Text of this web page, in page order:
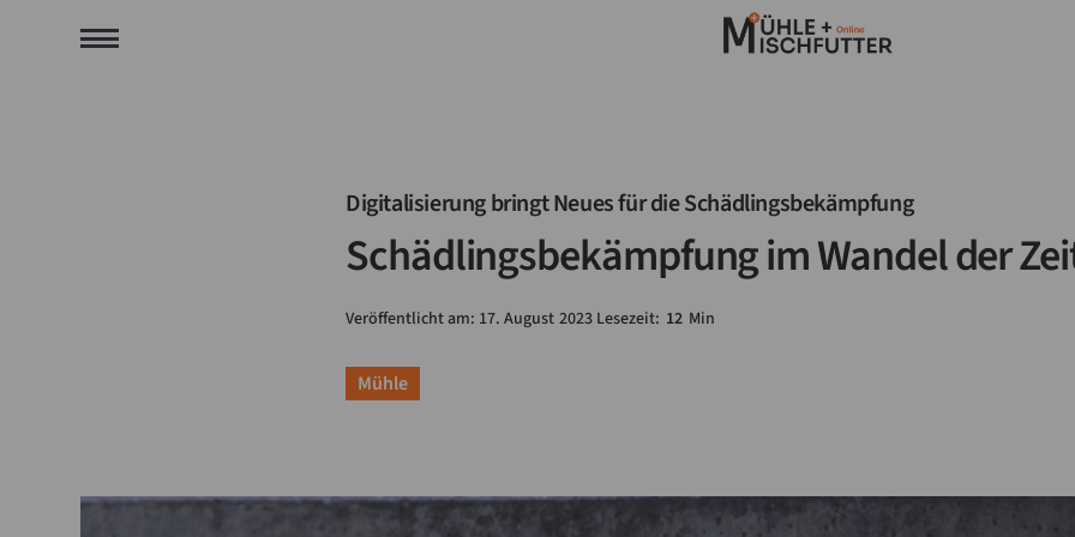
Digitalisierung bringt Neues für die Schädlingsbekämpfung
Schädlingsbekämpfung im Wandel der
Veröffentlicht am: 17. August 2023 Lesezeit: 12 Min
Mühle